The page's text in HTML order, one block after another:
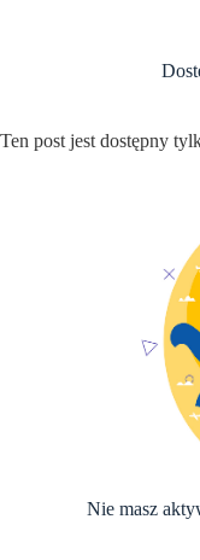
Ten post jest dostępny
Nie masz